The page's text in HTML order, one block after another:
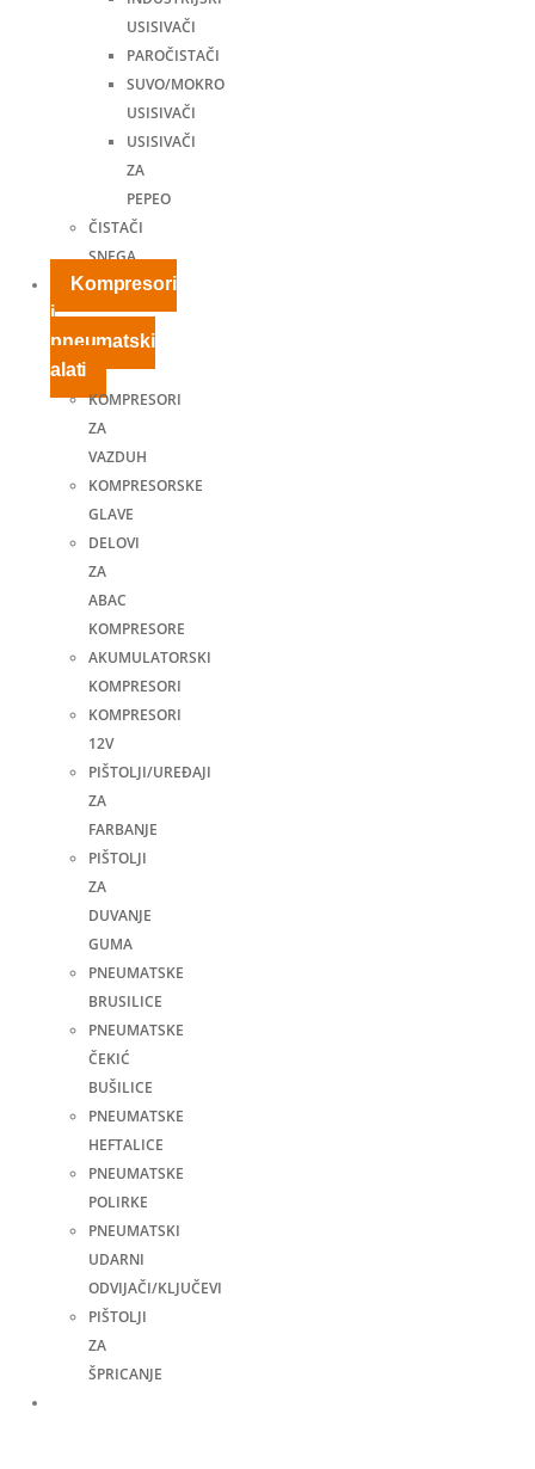
USISIVAČI
PAROČISTAČI
SUVO/MOKRO
USISIVAČI
USISIVAČI
ZA
PEPEO
ČISTAČI
SNEGA
Kompresori
i
pneumatski
alati
KOMPRESORI
ZA
VAZDUH
KOMPRESORSKE
GLAVE
DELOVI
ZA
ABAC
KOMPRESORE
AKUMULATORSKI
KOMPRESORI
KOMPRESORI
12V
PIŠTOLJI/UREĐAJI
ZA
FARBANJE
PIŠTOLJI
ZA
DUVANJE
GUMA
PNEUMATSKE
BRUSILICE
PNEUMATSKE
ČEKIĆ
BUŠILICE
PNEUMATSKE
HEFTALICE
PNEUMATSKE
POLIRKE
PNEUMATSKI
UDARNI
ODVIJAČI/KLJUČEVI
PIŠTOLJI
ZA
ŠPRICANJE